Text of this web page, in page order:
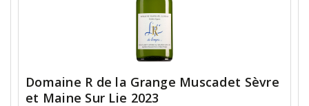
Domaine R de la Grange Muscadet Sèvre
et Maine Sur Lie 2023